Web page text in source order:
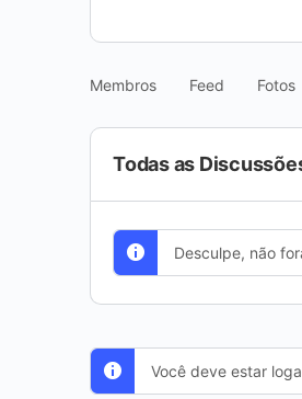
Membros Feed Fotos
Todas as
Desculpe, não
Você deve estar